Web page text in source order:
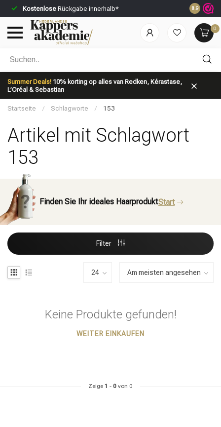
Kostenlose Rückgabe innerhalb* Vor 23:59
8.9
0
Summer Deals! 10% korting op alles van Redken, Kérastase,
L’Oréal & Sebastian
Nach welcher Kategorie suchst du?
Marken
Startseite / Schlagworte / 153
Artikel mit Schlagwort
153
Finden Sie Ihr ideales HaarproduktStart
Filter
Keine Produkte gefunden!
WEITER EINKAUFEN
Zeige 1 - 0 von 0